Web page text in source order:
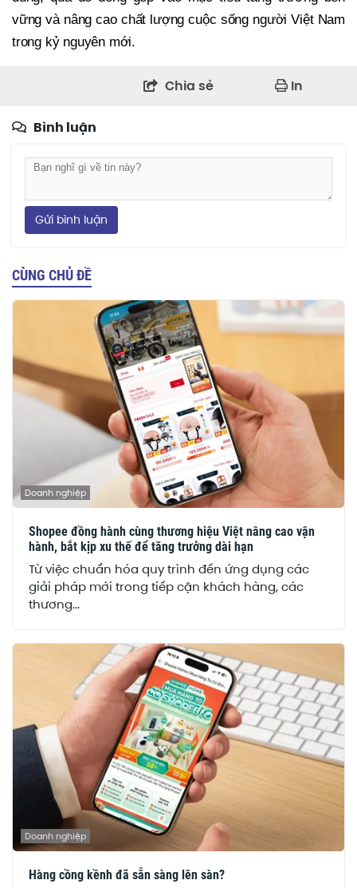
vững và nâng cao chất lượng cuộc sống người Việt Nam
trong kỷ nguyên mới.
Chia sẻ In
Bình luận
Gửi bình luận
CÙNG CHỦ ĐỀ
Doanh nghiệp
Shopee đồng hành cùng thương hiệu Việt nâng cao vận
hành, bắt kịp xu thế để tăng trưởng dài hạn
Từ việc chuẩn hóa quy trình đến ứng dụng các
giải pháp mới trong tiếp cận khách hàng, các
thương...
Doanh nghiệp
Hàng cồng kềnh đã sẵn sàng lên sàn?